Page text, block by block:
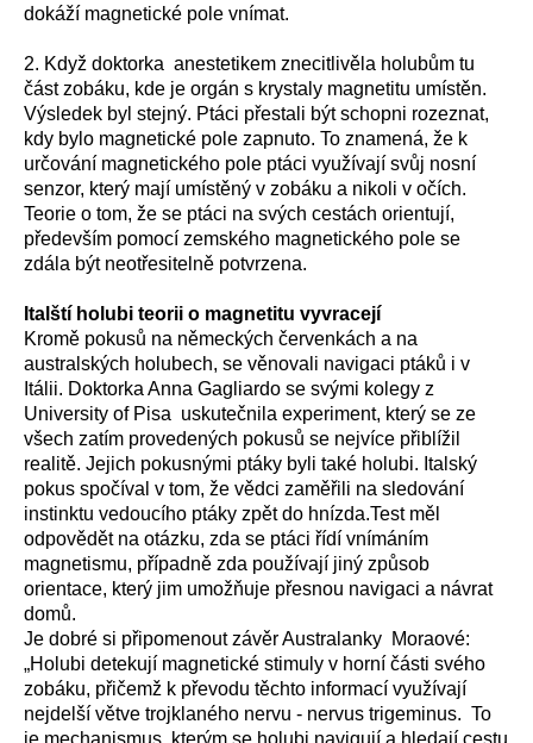
dokáží magnetické pole vnímat.
2. Když doktorka anestetikem znecitlivěla holubům tu
část zobáku, kde je orgán s krystaly magnetitu umístěn.
Výsledek byl stejný. Ptáci přestali být schopni rozeznat,
kdy bylo magnetické pole zapnuto. To znamená, že k
určování magnetického pole ptáci využívají svůj nosní
senzor, který mají umístěný v zobáku a nikoli v očích.
Teorie o tom, že se ptáci na svých cestách orientují,
především pomocí zemského magnetického pole se
zdála být neotřesitelně potvrzena.
Italští holubi teorii o magnetitu vyvracejí
Kromě pokusů na německých červenkách a na
australských holubech, se věnovali navigaci ptáků i v
Itálii. Doktorka Anna Gagliardo se svými kolegy z
University of Pisa uskutečnila experiment, který se ze
všech zatím provedených pokusů se nejvíce přiblížil
realitě. Jejich pokusnými ptáky byli také holubi. Italský
pokus spočíval v tom, že vědci zaměřili na sledování
instinktu vedoucího ptáky zpět do hnízda.Test měl
odpovědět na otázku, zda se ptáci řídí vnímáním
magnetismu, případně zda používají jiný způsob
orientace, který jim umožňuje přesnou navigaci a návrat
domů.
Je dobré si připomenout závěr Australanky Moraové:
„Holubi detekují magnetické stimuly v horní části svého
zobáku, přičemž k převodu těchto informací využívají
nejdelší větve trojklaného nervu - nervus trigeminus. To
je mechanismus, kterým se holubi navigují a hledají cestu